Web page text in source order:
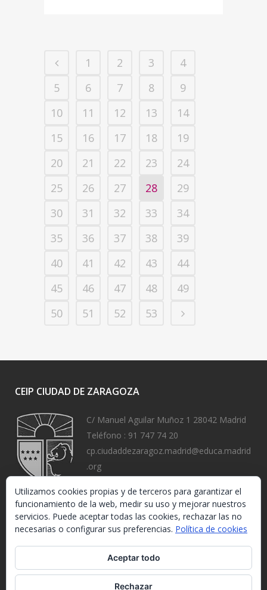
1 2 3
4
5
6 7 8
9
10
11 12 13
14
15
16 17 18
19
20
21 22 23
24
25
26 27 28
29
30
31 32 33
34
35
36 37 38
39
40
41 42 43
44
45
46 47 48
49
50
51 52 53
CEIP CIUDAD DE ZARAGOZA
C/ Manuel Aguilar Muñoz 1 28042 Madrid
Teléfono : 91 747 74 20
cp.ciudaddezaragoz.madrid@educa.madrid
.org
Utilizamos cookies propias y de terceros para garantizar el
funcionamiento de la web, medir su uso y mejorar nuestros
servicios. Puede aceptar todas las cookies, rechazar las no
necesarias o configurar sus preferencias. Política de cookies
Aceptar todo
Rechazar